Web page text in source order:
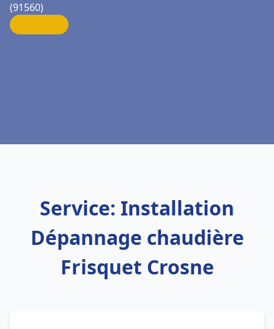
(91560)
Service: Installation
Dépannage chaudière
Frisquet Crosne